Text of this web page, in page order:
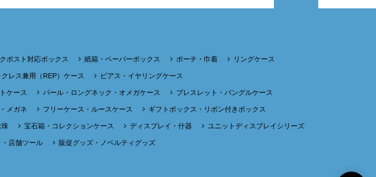
ポスト対応ボックス 紙箱・ペーパーボックス ポーチ・巾着 リングケース
レス兼用（REP）ケース ピアス・イヤリングケース
ケース パール・ロングネック・オメガケース ブレスレット・バングルケース
メガネ フリーケース・ルースケース ギフトボックス・リボン付きボックス
珠 宝石箱・コレクションケース ディスプレイ・什器 ユニットディスプレイシリーズ
・店舗ツール 販促グッズ・ノベルティグッズ